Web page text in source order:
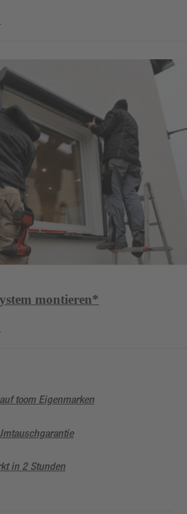
montieren*
toom Eigenmarken
in 2 Stunden